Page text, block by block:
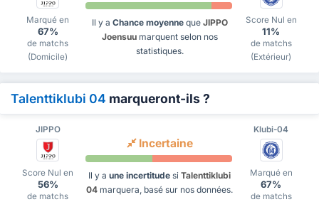
Marqué en
67%
de matchs
(Domicile)
Il y a Chance moyenneque JIPPO
Joensuumarquent selon nos
statistiques.
Score Nul en
11%
de matchs
(Extérieur)
Talenttiklubi 04 marqueront-ils ?
JIPPO Klubi-04
Score Nul en
56%
de matchs
Incertaine
Il y a une incertitude si Talenttiklubi
04 marquera, basé sur nos données.
Marqué en
67%
de matchs